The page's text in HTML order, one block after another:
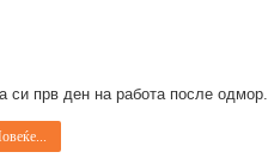
си прв ден на работа после одмор.